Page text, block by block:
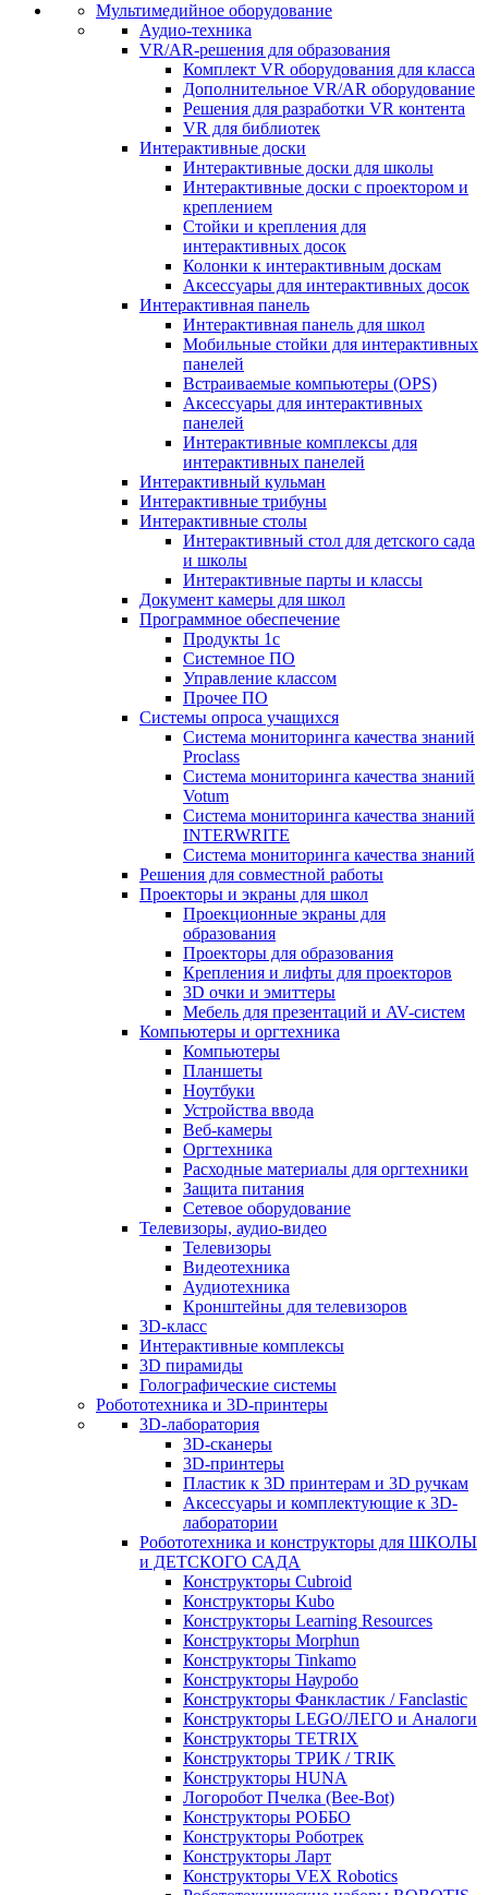
Мультимедийное оборудование
Аудио-техника
VR/AR-решения для образования
Комплект VR оборудования для класса
Дополнительное VR/AR оборудование
Решения для разработки VR контента
VR для библиотек
Интерактивные доски
Интерактивные доски для школы
Интерактивные доски с проектором и
креплением
Стойки и крепления для
интерактивных досок
Колонки к интерактивным доскам
Аксессуары для интерактивных досок
Интерактивная панель
Интерактивная панель для школ
Мобильные стойки для интерактивных
панелей
Встраиваемые компьютеры (OPS)
Аксессуары для интерактивных
панелей
Интерактивные комплексы для
интерактивных панелей
Интерактивный кульман
Интерактивные трибуны
Интерактивные столы
Интерактивный стол для детского сада
и школы
Интерактивные парты и классы
Документ камеры для школ
Программное обеспечение
Продукты 1с
Системное ПО
Управление классом
Прочее ПО
Системы опроса учащихся
Система мониторинга качества знаний
Proclass
Система мониторинга качества знаний
Votum
Система мониторинга качества знаний
INTERWRITE
Система мониторинга качества знаний
Решения для совместной работы
Проекторы и экраны для школ
Проекционные экраны для
образования
Проекторы для образования
Крепления и лифты для проекторов
3D очки и эмиттеры
Мебель для презентаций и AV-систем
Компьютеры и оргтехника
Компьютеры
Планшеты
Ноутбуки
Устройства ввода
Веб-камеры
Оргтехника
Расходные материалы для оргтехники
Защита питания
Сетевое оборудование
Телевизоры, аудио-видео
Телевизоры
Видеотехника
Аудиотехника
Кронштейны для телевизоров
3D-класс
Интерактивные комплексы
3D пирамиды
Голографические системы
Робототехника и 3D-принтеры
3D-лаборатория
3D-сканеры
3D-принтеры
Пластик к 3D принтерам и 3D ручкам
Аксессуары и комплектующие к 3D-
лаборатории
Робототехника и конструкторы для ШКОЛЫ
и ДЕТСКОГО САДА
Конструкторы Cubroid
Конструкторы Kubo
Конструкторы Learning Resources
Конструкторы Morphun
Конструкторы Tinkamo
Конструкторы Науробо
Конструкторы Фанкластик / Fanclastic
Конструкторы LEGO/ЛЕГО и Аналоги
Конструкторы TETRIX
Конструкторы ТРИК / TRIK
Конструкторы HUNA
Логоробот Пчелка (Bee-Bot)
Конструкторы РОББО
Конструкторы Роботрек
Конструкторы Ларт
Конструкторы VEX Robotics